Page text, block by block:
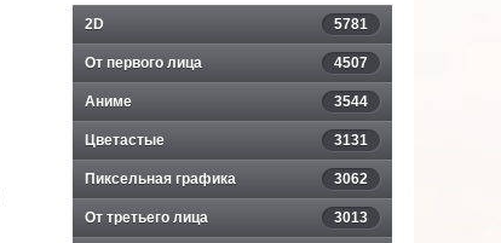
2D 5781
От первого лица 4507
Аниме 3544
Цветастые 3131
Пиксельная графика 3062
От третьего лица 3013